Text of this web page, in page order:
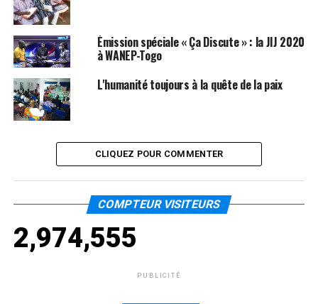
Émission spéciale « Ça Discute » : la JIJ 2020
à WANEP-Togo
L'humanité toujours à la quête de la paix
CLIQUEZ POUR COMMENTER
COMPTEUR VISITEURS
2,974,555
PUBLICITÉ